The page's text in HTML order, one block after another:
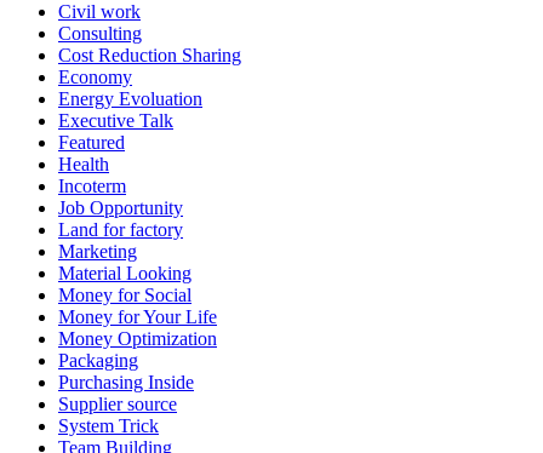
Civil work
Consulting
Cost Reduction Sharing
Economy
Energy Evoluation
Executive Talk
Featured
Health
Incoterm
Job Opportunity
Land for factory
Marketing
Material Looking
Money for Social
Money for Your Life
Money Optimization
Packaging
Purchasing Inside
Supplier source
System Trick
Team Building